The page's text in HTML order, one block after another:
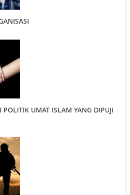
POLITIK UMAT ISLAM YANG DIPUJI